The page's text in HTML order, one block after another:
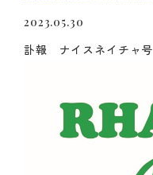
2023.05.30
訃報 ナイスネイチャ号